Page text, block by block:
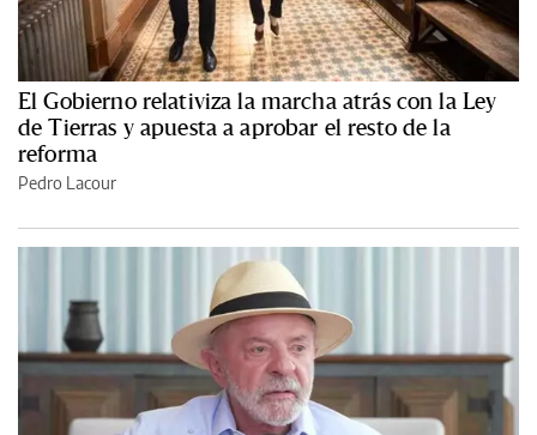
El Gobierno relativiza la marcha atrás con la Ley
de Tierras y apuesta a aprobar el resto de la
reforma
Pedro Lacour